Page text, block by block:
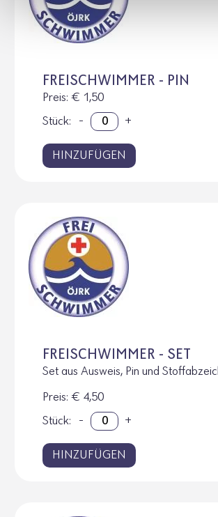
FREISCHWIMMER - PIN
Preis: € 1,50
Stück:
- +
HINZUFÜGEN
FREISCHWIMMER - SET
Set aus Ausweis, Pin und
Preis: € 4,50
Stück:
- +
HINZUFÜGEN